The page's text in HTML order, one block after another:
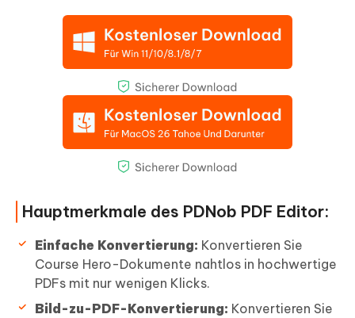
Hauptmerkmale des PDNob PDF Editor:
Einfache Konvertierung: Konvertieren Sie
Course Hero-Dokumente nahtlos in hochwertige
PDFs mit nur wenigen Klicks.
Bild-zu-PDF-Konvertierung: Konvertieren Sie